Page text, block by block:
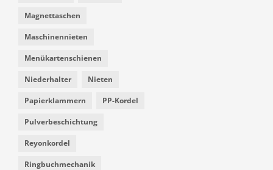
Magnettaschen
Maschinennieten
Menükartenschienen
Niederhalter Nieten
Papierklammern PP-Kordel
Pulverbeschichtung
Reyonkordel
Ringbuchmechanik